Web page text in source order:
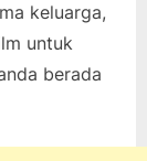
keluarga,
untuk
berada